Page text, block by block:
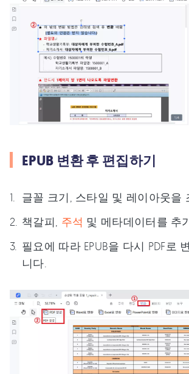
EPUB 변환 후 편집하기
글꼴 크기, 스타일 및 레이아웃을
책갈피, 주석 및 메타데이터를 추
필요에 따라 EPUB을 다시 PDF로
니다.